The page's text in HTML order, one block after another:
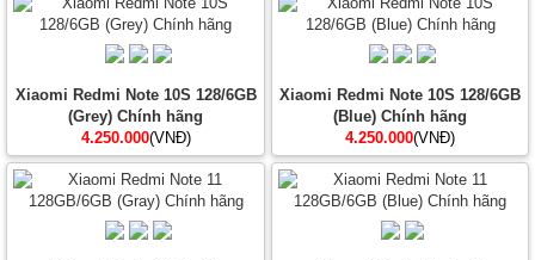
Xiaomi Redmi Note 10S 128/6GB
(Grey) Chính hãng
4.250.000(VNĐ)
Xiaomi Redmi Note 10S 128/6GB
(Blue) Chính hãng
4.250.000(VNĐ)